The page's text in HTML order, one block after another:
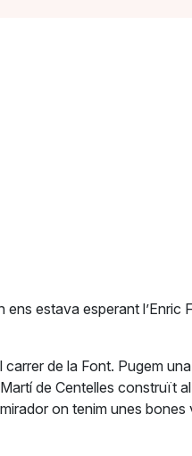
estava esperant l’Enric
de la Font. Pugem
de Centelles construït
on tenim unes bones